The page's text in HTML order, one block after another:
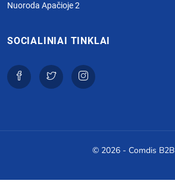
Nuoroda Apačioje 2
SOCIALINIAI TINKLAI
© 2026 - Comdis B2B